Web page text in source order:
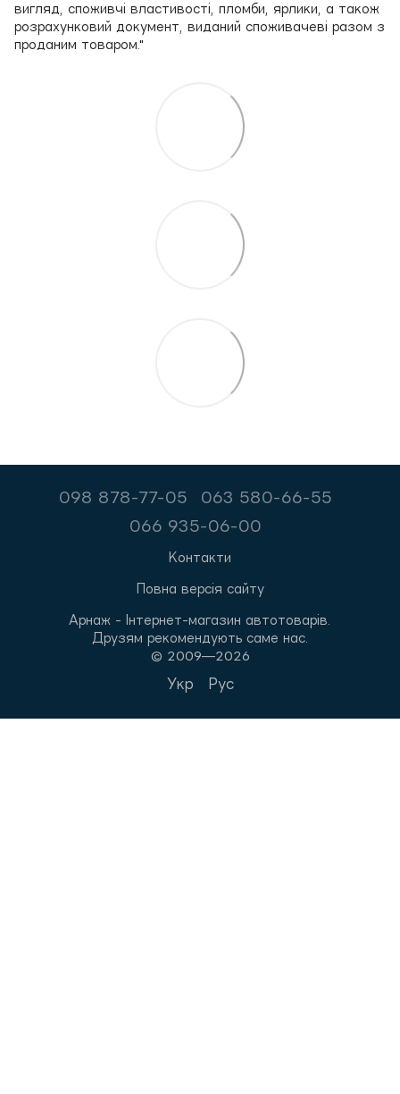
вигляд, споживчі властивості, пломби, ярлики, а також
розрахунковий документ, виданий споживачеві разом з
проданим товаром."
098 878-77-05
063 580-66-55
066 935-06-00
Контакти
Повна версія сайту
Арнаж - Інтернет-магазин автотоварів.
Друзям рекомендують саме нас.
© 2009—2026
Укр Рус